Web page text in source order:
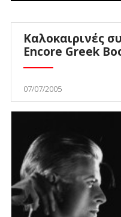
Καλοκαιρινές
Encore Greek
07/07/2005